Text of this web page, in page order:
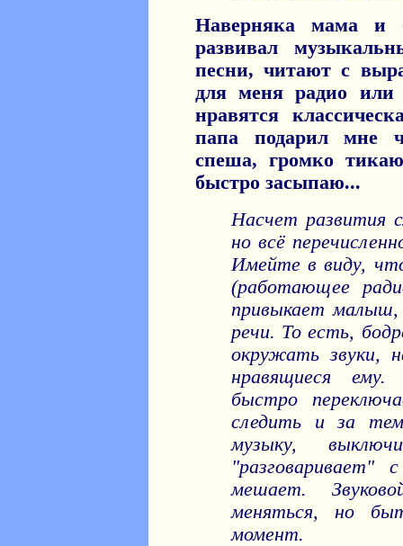
Наверняка мама и
развивал
песни, читают с
для меня радио или
нравятся
папа подарил мне
спеша, громко
быстро засыпаю...
Насчет развития
но всё
Имейте в виду,
(работающее
привыкает малыш,
речи. То есть,
окружать звуки,
нравящиеся ему.
быстро
следить и за
музыку,
мешает.
меняться, но
момент.